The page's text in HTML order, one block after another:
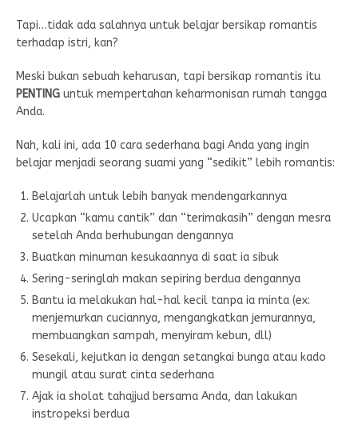
Tapi…tidak ada salahnya untuk belajar bersikap romantis
terhadap istri, kan?
Meski bukan sebuah keharusan, tapi bersikap romantis itu
PENTING untuk mempertahan keharmonisan rumah tangga
Anda.
Nah, kali ini, ada 10 cara sederhana bagi Anda yang ingin
belajar menjadi seorang suami yang “sedikit” lebih romantis:
Belajarlah untuk lebih banyak mendengarkannya
Ucapkan “kamu cantik” dan “terimakasih” dengan mesra
setelah Anda berhubungan dengannya
Buatkan minuman kesukaannya di saat ia sibuk
Sering-seringlah makan sepiring berdua dengannya
Bantu ia melakukan hal-hal kecil tanpa ia minta (ex:
menjemurkan cuciannya, mengangkatkan jemurannya,
membuangkan sampah, menyiram kebun, dll)
Sesekali, kejutkan ia dengan setangkai bunga atau kado
mungil atau surat cinta sederhana
Ajak ia sholat tahajjud bersama Anda, dan lakukan
instropeksi berdua